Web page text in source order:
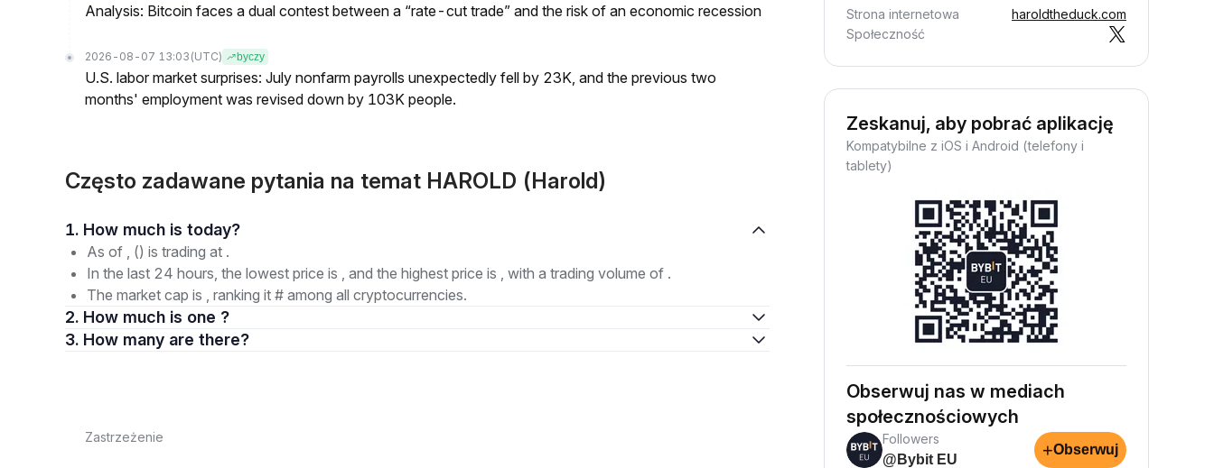
Analysis: Bitcoin faces a dual contest between a “rate-cut trade” and the risk of an economic recession
2026-08-07 13:03 (UTC) byczy
U.S. labor market surprises: July nonfarm payrolls unexpectedly fell by 23K, and the previous two
months' employment was revised down by 103K people.
Często zadawane pytania na temat HAROLD (Harold)
1. How much is today?
As of , () is trading at .
In the last 24 hours, the lowest price is , and the highest price is , with a trading volume of .
The market cap is , ranking it # among all cryptocurrencies.
2. How much is one ?
3. How many are there?
Zastrzeżenie
Strona internetowa
haroldtheduck.com
Społeczność
Zeskanuj, aby pobrać aplikację
Kompatybilne z iOS i Android (telefony i
tablety)
Obserwuj nas w mediach
społecznościowych
Followers
@Bybit EU
+Obserwuj